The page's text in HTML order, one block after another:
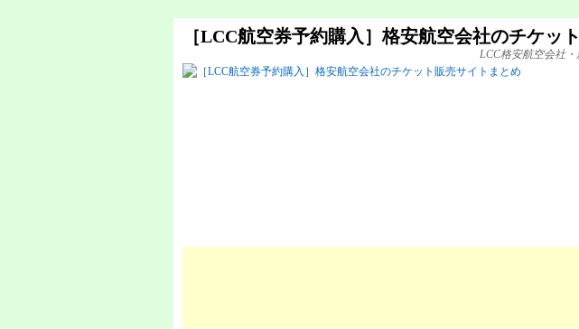
［LCC航空券予約購入］格安航空会社のチケッ
LCC格安航空会社